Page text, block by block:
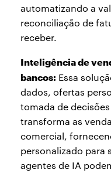
automatizando a
reconciliação de
receber.
Inteligência de
bancos: Essa
dados, ofertas
tomada de
transforma as
comercial,
personalizado para
agentes de IA